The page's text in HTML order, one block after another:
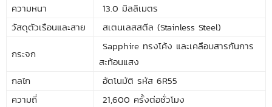
ความหนา
13.0 มิลลิเมตร
วัสดุตัวเรือนและสาย
สเตนเลสสตีล (Stainless Steel)
กระจก
Sapphire ทรงโค้ง และเคลือบสารกันการ
สะท้อนแสง
กลไก
อัตโนมัติ รหัส 6R55
ความถี่
21,600 ครั้งต่อชั่วโมง